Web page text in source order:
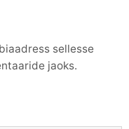
sellesse
jaoks.